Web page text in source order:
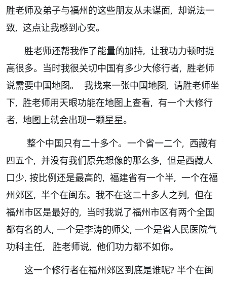
胜老师及弟子与福州的这些朋友从未谋面, 却说法一
致, 这点让我感到心安。
胜老师还帮我作了能量的加持, 让我功力顿时提
高很多。当时我很关切中国有多少大修行者, 胜老师
说需要中国地图。 我找来一张中国地图, 请胜老师坐
下, 胜老师用天眼功能在地图上查看, 有一个大修行
者, 地图上就会出现一颗星星。
整个中国只有二十多个。一个省一二个, 西藏有
四五个, 并没有我们原先想像的那么多, 但是西藏人
口少, 按比例还是最高的, 福建省有一个半, 一个在福
州郊区, 半个在闽东。我不在这二十多人之列, 但在
福州市区是最好的, 当时我说了福州市区有两个全国
都有名的人, 一个是李涛的师父, 一个是省人民医院气
功科主任, 胜老师说, 他们功力都不如你。
这一个修行者在福州郊区到底是谁呢? 半个在闽